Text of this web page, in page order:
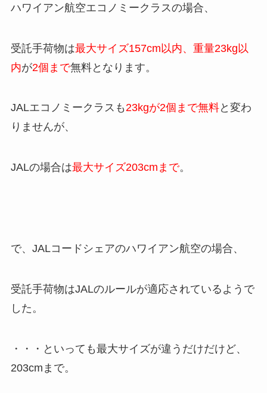
ハワイアン航空エコノミークラスの場合、
受託手荷物は最大サイズ157cm以内、重量23kg以
内が2個まで無料となります。
JALエコノミークラスも23kgが2個まで無料と変わ
りませんが、
JALの場合は最大サイズ203cmまで。
で、JALコードシェアのハワイアン航空の場合、
受託手荷物はJALのルールが適応されているようで
した。
・・・といっても最大サイズが違うだけだけど、
203cmまで。